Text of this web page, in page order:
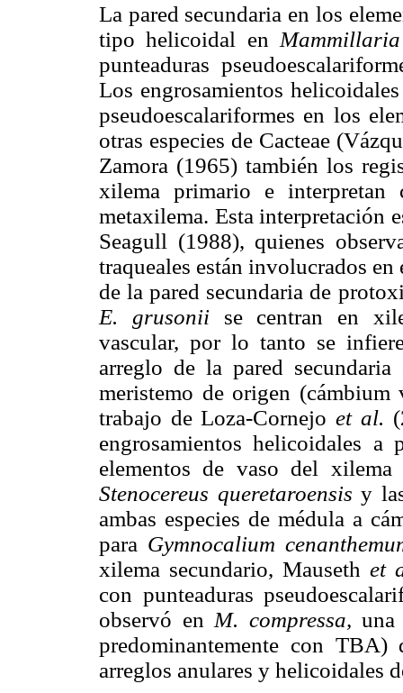
La pared secundaria en los
tipo helicoidal en
punteaduras
Los engrosamientos
pseudoescalariformes en los
otras especies de Cacteae
Zamora (1965) también los
xilema primario e
metaxilema. Esta interpretación
Seagull (1988), quienes
traqueales están involucrados
de la pared secundaria de
E. grusoniise centran en
vascular, por lo tanto se
arreglo de la pared
meristemo de origen (cámbium
trabajo de Loza-Cornejoet al.
engrosamientos helicoidales a
elementos de vaso del
Stenocereus queretaroensis y
ambas especies de médula a
para Gymnocalium
xilema secundario, Mausethet
con punteaduras
observó en M. compressa, una
predominantemente con TBA)
arreglos anulares y helicoidales